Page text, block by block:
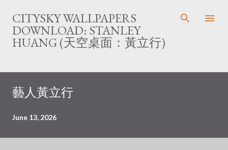
Skip to main content
CITYSKY WALLPAPERS
DOWNLOAD: STANLEY
HUANG (天空桌面：黃立行)
藝人黃立行
June 13, 2026